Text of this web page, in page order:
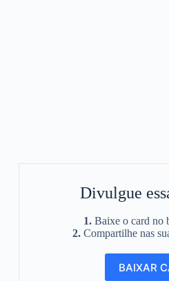
Divulgue
1. Baixe o card no
2. Compartilhe nas